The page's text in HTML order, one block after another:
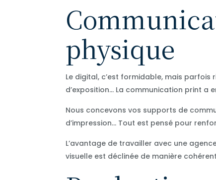
physique
Le digital, c’est formidable, mais
d’exposition… La communication print a
Nous concevons vos supports de
d’impression… Tout est pensé pour
L’avantage de travailler avec une
visuelle est déclinée de manière